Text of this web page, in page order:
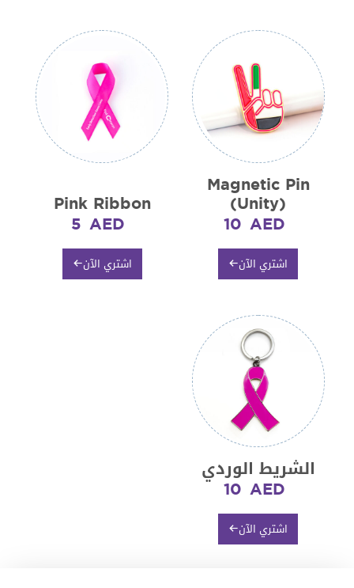
Magnetic Pin
(Unity)
AED
10
اشتري الآن
Pink Ribbon
AED
5
اشتري الآن
الشريط الوردي
AED
10
اشتري الآن